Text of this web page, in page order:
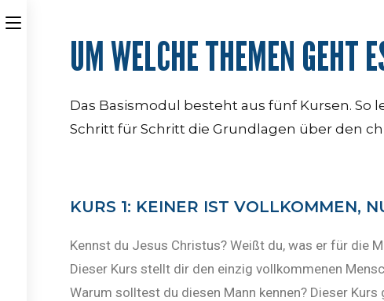
UM WELCHE THEMEN GEHT
Das Basismodul besteht aus fünf Kursen. So
Schritt für Schritt die Grundlagen über den
KURS 1: KEINER IST VOLLKOMMEN,
Kennst du Jesus Christus? Weißt du, was er für die
Dieser Kurs stellt dir den einzig vollkommenen
Warum solltest du diesen Mann kennen? Dieser